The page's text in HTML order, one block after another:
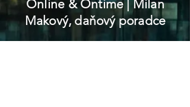
Online & Ontime| Milan
Makový, daňový poradce